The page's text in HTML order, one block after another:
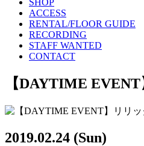
SHOP
ACCESS
RENTAL/FLOOR GUIDE
RECORDING
STAFF WANTED
CONTACT
【DAYTIME
2019.02.24 (Sun)